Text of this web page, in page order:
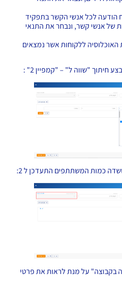
הודעה לכל אנשי הקשר בתפקיד
של אנשי קשר, ונבחר את התנאי
ללקוחות אשר נמצאים
כמות המשתתפים התעדכן ל 2:
בקבוצה" על מנת לראות את פרטי